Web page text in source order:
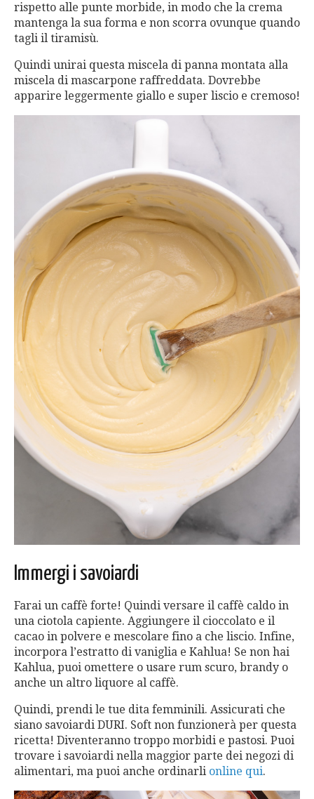
rispetto alle punte morbide, in modo che la crema
mantenga la sua forma e non scorra ovunque quando
tagli il tiramisù.
Quindi unirai questa miscela di panna montata alla
miscela di mascarpone raffreddata. Dovrebbe
apparire leggermente giallo e super liscio e cremoso!
Immergi i savoiardi
Farai un caffè forte! Quindi versare il caffè caldo in
una ciotola capiente. Aggiungere il cioccolato e il
cacao in polvere e mescolare fino a che liscio. Infine,
incorpora l’estratto di vaniglia e Kahlua! Se non hai
Kahlua, puoi omettere o usare rum scuro, brandy o
anche un altro liquore al caffè.
Quindi, prendi le tue dita femminili. Assicurati che
siano savoiardi DURI. Soft non funzionerà per questa
ricetta! Diventeranno troppo morbidi e pastosi. Puoi
trovare i savoiardi nella maggior parte dei negozi di
alimentari, ma puoi anche ordinarli online qui.